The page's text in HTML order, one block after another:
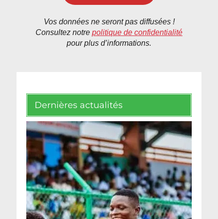
Vos données ne seront pas diffusées !
Consultez notre politique de confidentialité
pour plus d’informations.
Dernières actualités